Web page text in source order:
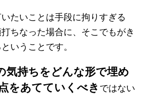
たいことは手段に拘りすぎる
ちなった場合に、そこでもがき
いうことです。
気持ちをどんな形で埋め
をあてていくべき ではない